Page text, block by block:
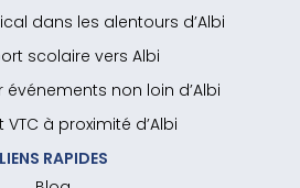
dans les alentours d’Albi
scolaire vers Albi
non loin d’Albi
à proximité d’Albi
LIENS RAPIDES